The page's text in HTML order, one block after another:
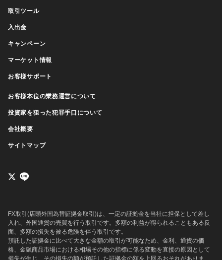
取引ツール
入出金
キャンペーン
マーケット情報
お客様サポート
お客様本位の業務運営について
投資家を狙った犯罪手口について
会社概要
サイトマップ
FX取引(店頭外国為替証拠金取引)は、一定の証拠金を当社に担保として差し
入れ、外国通貨の売買を行う取引です。多額の利益が得られることもある反
面、多額の損失を被る危険を伴う取引です。
預託した証拠金に比べて大きな金額の取引が可能なため、金利、通貨の価
格、金融商品市場における相場その他の指標に係る変動を直接の原因として
損失が生じ、その損失の額が預託した証拠金の額を上回るおそれがありま